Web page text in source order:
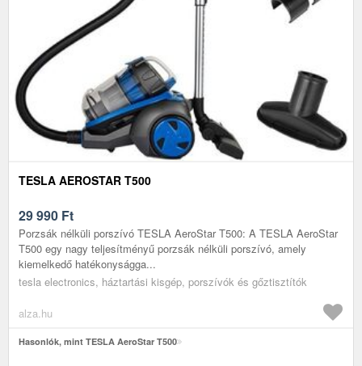
TESLA AEROSTAR T500
29 990 Ft
Porzsák nélküli porszívó TESLA AeroStar T500: A TESLA AeroStar
T500 egy nagy teljesítményű porzsák nélküli porszívó, amely
kiemelkedő hatékonyságga...
tesla electronics, háztartási kisgép, porszívók és gőztisztítók
alza.hu
Hasonlók, mint TESLA AeroStar T500